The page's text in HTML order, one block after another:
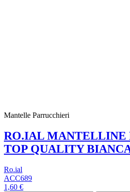
Mantelle Parrucchieri
RO.IAL MANTELLINE
TOP QUALITY
Ro.ial
ACC689
1,60 €